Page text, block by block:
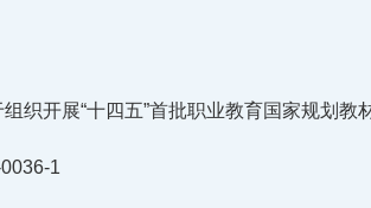
织开展“十四五”首批职业教育国家规划教
1